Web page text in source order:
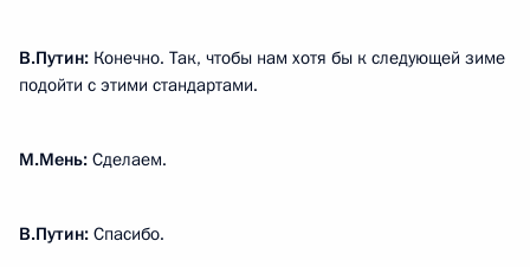
В.Путин: Конечно. Так, чтобы нам хотя бы к следующей зиме
подойти с этими стандартами.
М.Мень: Сделаем.
В.Путин: Спасибо.